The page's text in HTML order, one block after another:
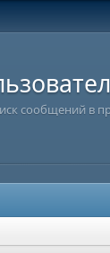
сообщений в